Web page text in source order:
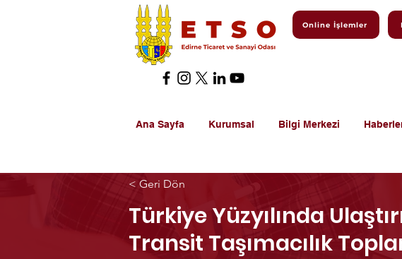
Online İşlemler
Ana Sayfa Kurumsal Bilgi Merkezi
< Geri Dön
Türkiye Yüzyılında
Transit Taşımacılık